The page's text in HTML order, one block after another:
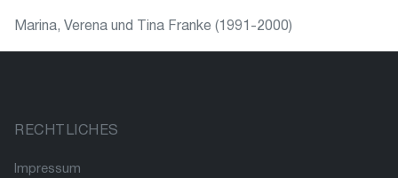
Marina, Verena und Tina Franke (1991-2000)
RECHTLICHES
Impressum